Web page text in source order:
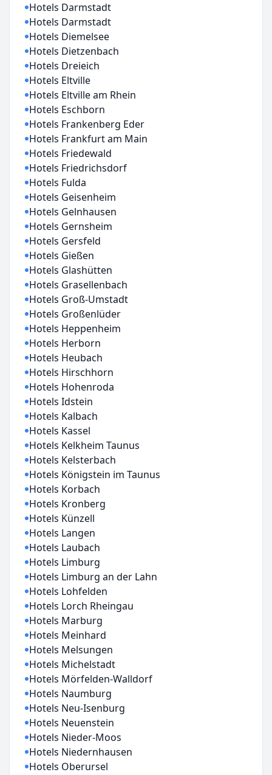
Hotels Darmstadt
Hotels Darmstadt
Hotels Diemelsee
Hotels Dietzenbach
Hotels Dreieich
Hotels Eltville
Hotels Eltville am Rhein
Hotels Eschborn
Hotels Frankenberg Eder
Hotels Frankfurt am Main
Hotels Friedewald
Hotels Friedrichsdorf
Hotels Fulda
Hotels Geisenheim
Hotels Gelnhausen
Hotels Gernsheim
Hotels Gersfeld
Hotels Gießen
Hotels Glashütten
Hotels Grasellenbach
Hotels Groß-Umstadt
Hotels Großenlüder
Hotels Heppenheim
Hotels Herborn
Hotels Heubach
Hotels Hirschhorn
Hotels Hohenroda
Hotels Idstein
Hotels Kalbach
Hotels Kassel
Hotels Kelkheim Taunus
Hotels Kelsterbach
Hotels Königstein im Taunus
Hotels Korbach
Hotels Kronberg
Hotels Künzell
Hotels Langen
Hotels Laubach
Hotels Limburg
Hotels Limburg an der Lahn
Hotels Lohfelden
Hotels Lorch Rheingau
Hotels Marburg
Hotels Meinhard
Hotels Melsungen
Hotels Michelstadt
Hotels Mörfelden-Walldorf
Hotels Naumburg
Hotels Neu-Isenburg
Hotels Neuenstein
Hotels Nieder-Moos
Hotels Niedernhausen
Hotels Oberursel